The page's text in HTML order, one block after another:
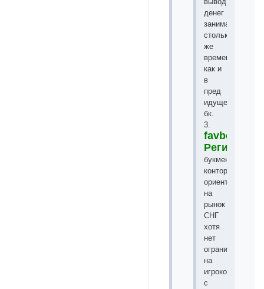
денег
занимает
столько
же
времени
как и
в
пред
идущей
бк.
3.
favbet.com
букмекерская
контора
ориентирована
на
рынок
СНГ
хотя
нет
ограничений
на
игроков
с